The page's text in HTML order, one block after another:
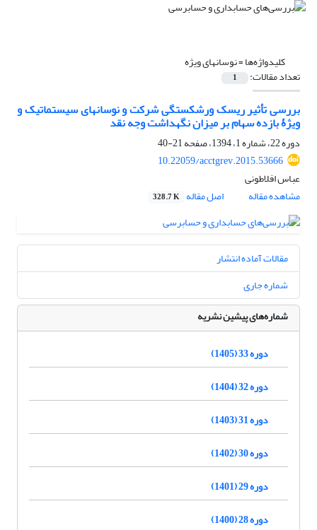
کلیدواژه‌ها =نوسان‎های ویژه
تعداد مقالات: 1
بررسی تأثیر ریسک ورشکستگی شرکت و نوسان‎های سیستماتیک و
ویژۀ بازده‌ سهام بر میزان نگهداشت وجه ‌نقد
دوره 22، شماره 1، 1394، صفحه
21-40
10.22059/acctgrev.2015.53666
عباس افلاطونی
مشاهده مقاله
اصل مقاله 328.7 K
مقالات آماده انتشار
شماره جاری
شماره‌های پیشین نشریه
دوره 33 (1405)
دوره 32 (1404)
دوره 31 (1403)
دوره 30 (1402)
دوره 29 (1401)
دوره 28 (1400)